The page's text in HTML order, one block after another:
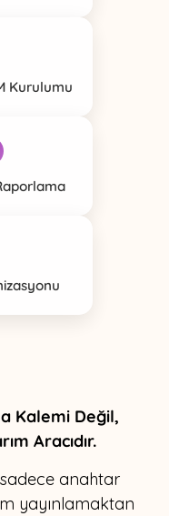
Kurulumu
Kalemi Değil,
Aracıdır.
anahtar
yayınlamaktan